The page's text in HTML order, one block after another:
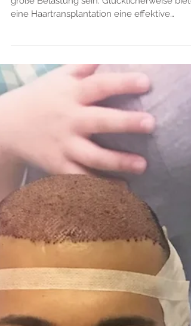
Haarausfall kann für viele Menschen eine